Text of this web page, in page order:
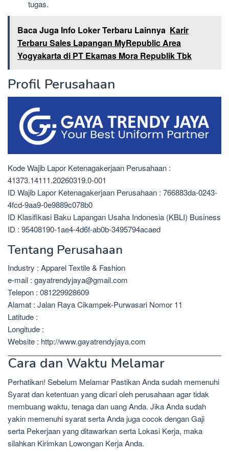
tugas.
Baca Juga Info Loker Terbaru Lainnya Karir
Terbaru Sales Lapangan MyRepublic Area
Yogyakarta di PT Ekamas Mora Republik Tbk
Profil Perusahaan
Kode Wajib Lapor Ketenagakerjaan Perusahaan :
41373.14111.20260319.0-001
ID Wajib Lapor Ketenagakerjaan Perusahaan : 766883da-0243-
4fcd-9aa9-0e9889c078b0
ID Klasifikasi Baku Lapangan Usaha Indonesia (KBLI) Business
ID : 95408190-1ae4-4d6f-ab0b-3495794acaed
Tentang Perusahaan
Industry : Apparel Textile & Fashion
e-mail : gayatrendyjaya@gmail.com
Telepon : 081229928609
Alamat : Jalan Raya Cikampek-Purwasari Nomor 11
Latitude :
Longitude :
Website : http://www.gayatrendyjaya.com
Cara dan Waktu Melamar
Perhatikan! Sebelum Melamar Pastikan Anda sudah memenuhi
Syarat dan ketentuan yang dicari oleh perusahaan agar tidak
membuang waktu, tenaga dan uang Anda. Jika Anda sudah
yakin memenuhi syarat serta Anda juga cocok dengan Gaji
serta Pekerjaan yang ditawarkan serta Lokasi Kerja, maka
silahkan Kirimkan Lowongan Kerja Anda.